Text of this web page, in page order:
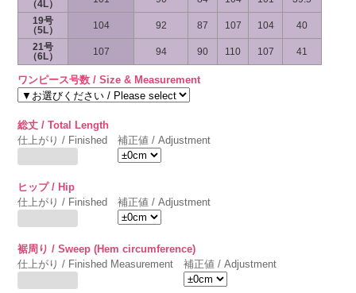
（4L）
19号
（5L）
104 92 87 107 104
40
21号
（6L）
107 94 90 110 107 41
ワンピース号数 / Size & Measurement
総丈 / Total Length
仕上がり / Finished
補正値 / Adjustment
ヒップ / Hip
仕上がり / Finished
補正値 / Adjustment
裾周り / Sweep (Hem circumference)
仕上がり / Finished Measurement
補正値 / Adjustment